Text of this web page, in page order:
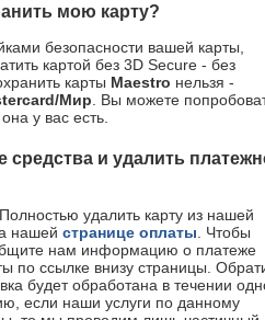
мою карту?
безопасности вашей карты,
картой без 3D Secure - без
карты Maestro нельзя -
Мир. Вы можете
у вас есть.
средства и удалить
удалить карту из нашей
нашей странице оплаты. Чтобы
нам информацию о платеже
по ссылке внизу страницы.
будет обработана в течении
если наши услуги по данному